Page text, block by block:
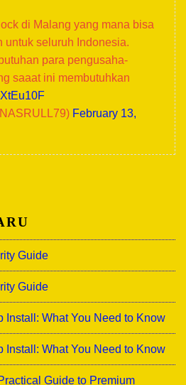
di Malang yang mana bisa
untuk seluruh Indonesia.
para pengusaha-
saaat ini membutuhkan
February 13,
Guide
Guide
Install: What You Need to Know
Install: What You Need to Know
Guide to Premium